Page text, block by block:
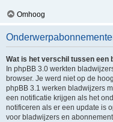
Omhoog
Wat is het verschil tussen een
In phpBB 3.0 werkten
browser. Je werd niet op de
phpBB 3.1 werken bladwijzers
een notificatie krijgen als het
notificeren als er een update is
voor bladwijzers en